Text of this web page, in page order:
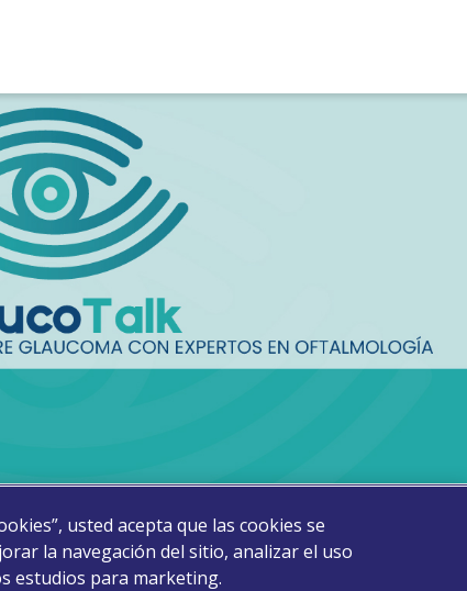
por su registro
usted acepta que las cookies se
la navegación del sitio, analizar el uso
estudios para marketing.